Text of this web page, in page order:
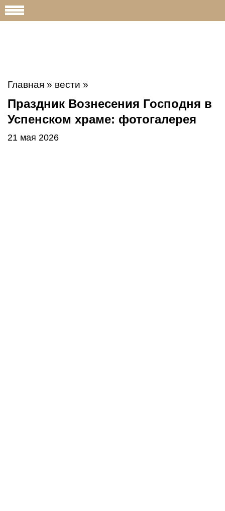
Главная » вести »
Праздник Вознесения Господня в
Успенском храме: фотогалерея
21 мая 2026